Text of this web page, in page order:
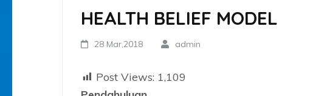
HEALTH BELIEF MODEL
28 Mar,2018 admin
Post Views: 1,109